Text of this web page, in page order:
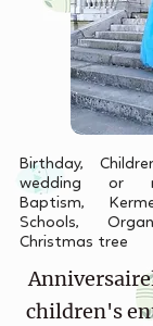
Birthday,
wedding or
Baptism,
Schools,
Christmas tree
children's